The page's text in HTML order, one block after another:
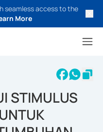
seamless access to the
More
STIMULUS